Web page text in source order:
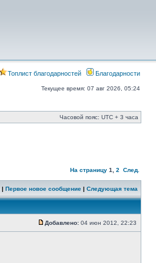
Топлист благодарностей Благодарности
Текущее время: 07 авг 2026, 05:24
Часовой пояс: UTC + 3 часа
На страницу 1 2 След.
| Первое новое сообщение | Следующая тема
Добавлено: 04 июн 2012, 22:23